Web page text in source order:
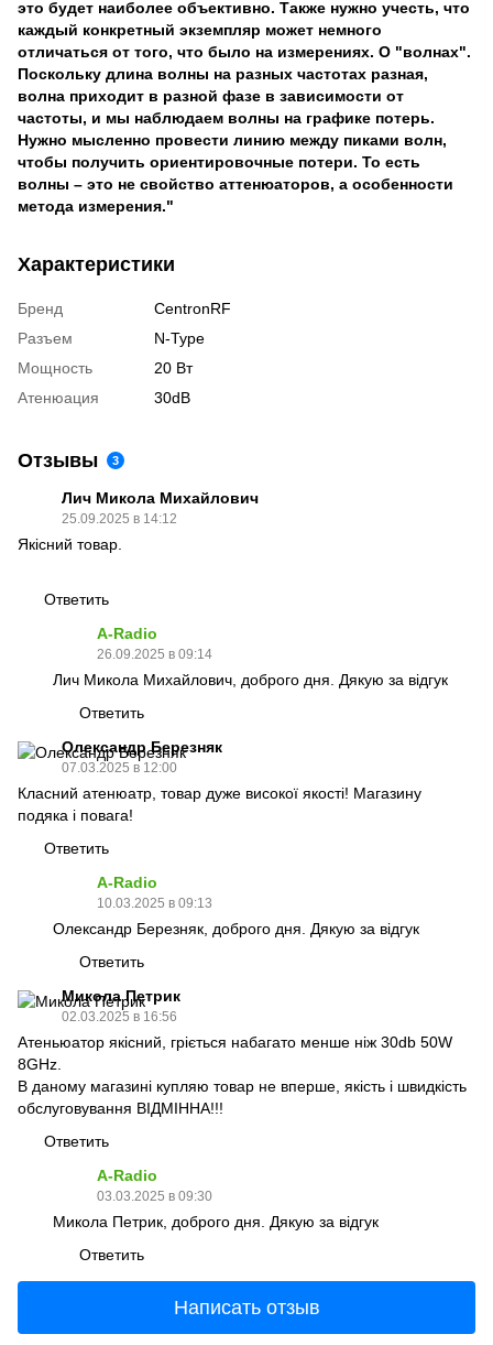
это будет наиболее объективно. Также нужно учесть, что
каждый конкретный экземпляр может немного
отличаться от того, что было на измерениях. О "волнах".
Поскольку длина волны на разных частотах разная,
волна приходит в разной фазе в зависимости от
частоты, и мы наблюдаем волны на графике потерь.
Нужно мысленно провести линию между пиками волн,
чтобы получить ориентировочные потери. То есть
волны – это не свойство аттенюаторов, а особенности
метода измерения."
Характеристики
Бренд
CentronRF
Разъем
N-Type
Мощность
20 Вт
Атенюация
30dB
Отзывы 3
Лич Микола Михайлович
25.09.2025 в 14:12
Якісний товар.
Ответить
A-Radio
26.09.2025 в 09:14
Лич Микола Михайлович, доброго дня. Дякую за відгук
Ответить
Олександр Березняк
07.03.2025 в 12:00
Класний атенюатр, товар дуже високої якості! Магазину
подяка і повага!
Ответить
A-Radio
10.03.2025 в 09:13
Олександр Березняк, доброго дня. Дякую за відгук
Ответить
Микола Петрик
02.03.2025 в 16:56
Атеньюатор якісний, гріється набагато менше ніж 30db 50W
8GHz.
В даному магазині купляю товар не вперше, якість і швидкість
обслуговування ВІДМІННА!!!
Ответить
A-Radio
03.03.2025 в 09:30
Микола Петрик, доброго дня. Дякую за відгук
Ответить
Написать отзыв